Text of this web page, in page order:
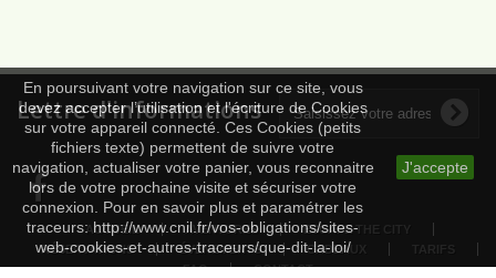
Lettre d'informations
En poursuivant votre navigation sur ce site, vous
devez accepter l’utilisation et l'écriture de Cookies
sur votre appareil connecté. Ces Cookies (petits
fichiers texte) permettent de suivre votre
navigation, actualiser votre panier, vous reconnaitre
lors de votre prochaine visite et sécuriser votre
connexion. Pour en savoir plus et paramétrer les
traceurs: http://www.cnil.fr/vos-obligations/sites-
web-cookies-et-autres-traceurs/que-dit-la-loi/
J'accepte
ACCUEIL AVENTURES
ESCAPE THE CITY
RÉSERVATIONS
ÉVÈNEMENTS CADEAUX
TARIFS
FAQ
CONTACT